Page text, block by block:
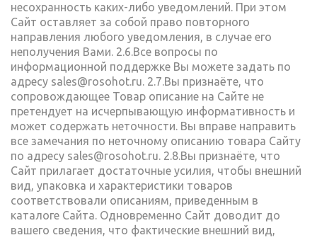
несохранность каких-либо уведомлений. При этом
Сайт оставляет за собой право повторного
направления любого уведомления, в случае его
неполучения Вами. 2.6.Все вопросы по
информационной поддержке Вы можете задать по
адресу sales@rosohot.ru. 2.7.Вы признаёте, что
сопровождающее Товар описание на Сайте не
претендует на исчерпывающую информативность и
может содержать неточности. Вы вправе направить
все замечания по неточному описанию товара Сайту
по адресу sales@rosohot.ru. 2.8.Вы признаёте, что
Сайт прилагает достаточные усилия, чтобы внешний
вид, упаковка и характеристики товаров
соответствовали описаниям, приведенным в
каталоге Сайта. Одновременно Сайт доводит до
вашего сведения, что фактические внешний вид,